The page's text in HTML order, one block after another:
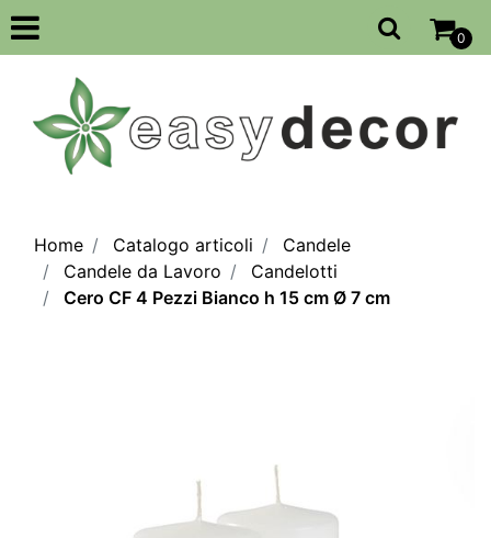
Open
0
Home Catalogo articoli
Candele
Candele da Lavoro
Candelotti
Cero CF 4 Pezzi Bianco h 15 cm Ø 7 cm